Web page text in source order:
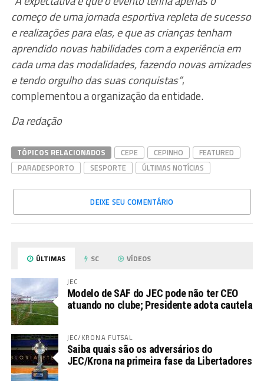
começo de uma jornada esportiva repleta de sucesso
e realizações para elas, e que as crianças tenham
aprendido novas habilidades com a experiência em
cada uma das modalidades, fazendo novas amizades
e tendo orgulho das suas conquistas”,
complementou a organização da entidade.
Da redação
TÓPICOS RELACIONADOS CEPE CEPINHO
FEATURED
PARADESPORTO
SESPORTE ÚLTIMAS NOTÍCIAS
DEIXE SEU COMENTÁRIO
ÚLTIMAS SC VÍDEOS
JEC
Modelo de SAF do JEC pode não ter CEO
atuando no clube; Presidente adota cautela
JEC/KRONA FUTSAL
Saiba quais são os adversários do
JEC/Krona na primeira fase da Libertadores